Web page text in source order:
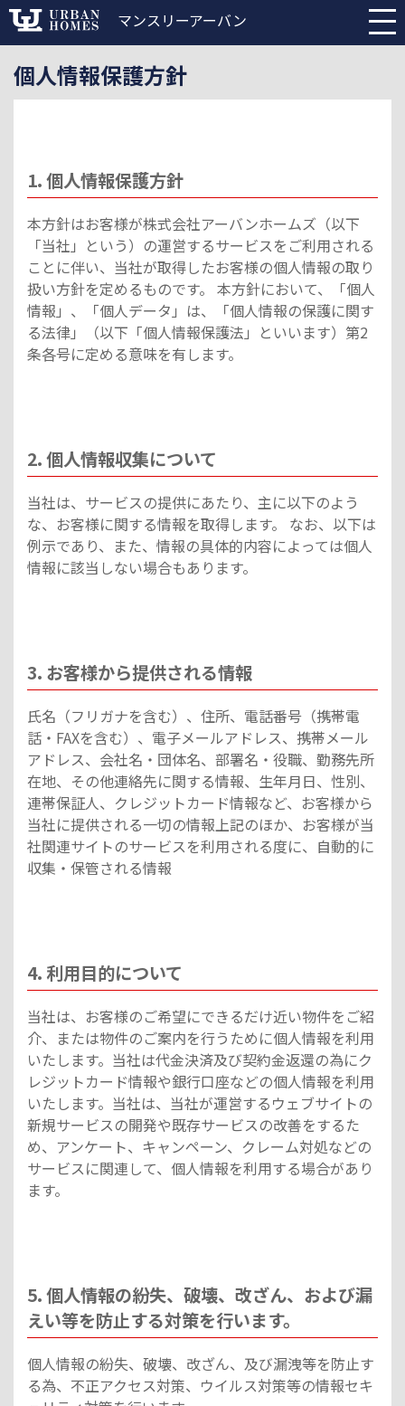
マンスリーアーバン
個人情報保護方針
1. 個人情報保護方針
本方針はお客様が株式会社アーバンホームズ（以下
「当社」という）の運営するサービスをご利用される
ことに伴い、当社が取得したお客様の個人情報の取り
扱い方針を定めるものです。 本方針において、「個人
情報」、「個人データ」は、「個人情報の保護に関す
る法律」（以下「個人情報保護法」といいます）第2
条各号に定める意味を有します。
2. 個人情報収集について
当社は、サービスの提供にあたり、主に以下のよう
な、お客様に関する情報を取得します。 なお、以下は
例示であり、また、情報の具体的内容によっては個人
情報に該当しない場合もあります。
3. お客様から提供される情報
氏名（フリガナを含む）、住所、電話番号（携帯電
話・FAXを含む）、電子メールアドレス、携帯メール
アドレス、会社名・団体名、部署名・役職、勤務先所
在地、その他連絡先に関する情報、生年月日、性別、
連帯保証人、クレジットカード情報など、お客様から
当社に提供される一切の情報上記のほか、お客様が当
社関連サイトのサービスを利用される度に、自動的に
収集・保管される情報
4. 利用目的について
当社は、お客様のご希望にできるだけ近い物件をご紹
介、または物件のご案内を行うために個人情報を利用
いたします。当社は代金決済及び契約金返還の為にク
レジットカード情報や銀行口座などの個人情報を利用
いたします。当社は、当社が運営するウェブサイトの
新規サービスの開発や既存サービスの改善をするた
め、アンケート、キャンペーン、クレーム対処などの
サービスに関連して、個人情報を利用する場合があり
ます。
5. 個人情報の紛失、破壊、改ざん、および漏
えい等を防止する対策を行います。
個人情報の紛失、破壊、改ざん、及び漏洩等を防止す
る為、不正アクセス対策、ウイルス対策等の情報セキ